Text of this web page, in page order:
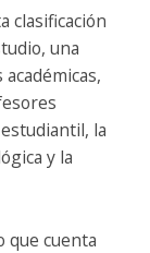
clasificación
una
la
y la
que cuenta